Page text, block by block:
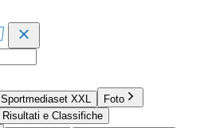
Sportmediaset XXL
Foto
Risultati e Classifiche